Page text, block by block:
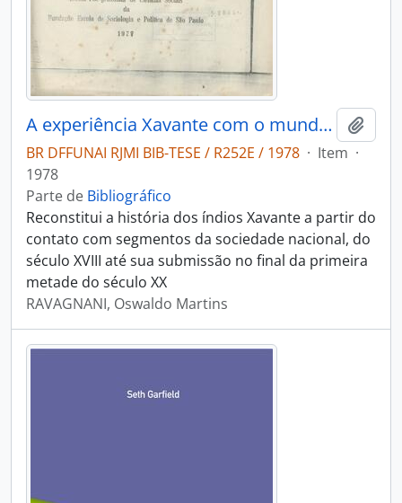
A experiência Xavante com o mundo dos brancos
BR DFFUNAI RJMI BIB-TESE / R252E / 1978 · Item ·
1978
Parte de Bibliográfico
Reconstitui a história dos índios Xavante a partir do
contato com segmentos da sociedade nacional, do
século XVIII até sua submissão no final da primeira
metade do século XX
RAVAGNANI, Oswaldo Martins